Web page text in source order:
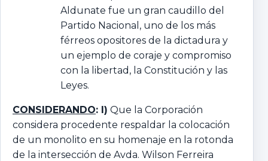
Aldunate fue un gran caudillo del
Partido Nacional, uno de los más
férreos opositores de la dictadura y
un ejemplo de coraje y compromiso
con la libertad, la Constitución y las
Leyes.
CONSIDERANDO: I) Que la Corporación
considera procedente respaldar la colocación
de un monolito en su homenaje en la rotonda
de la intersección de Avda. Wilson Ferreira